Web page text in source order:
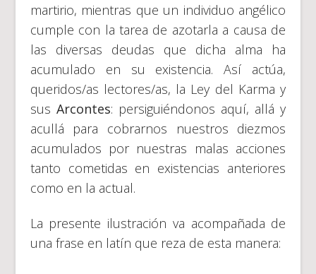
martirio, mientras que un individuo angélico
cumple con la tarea de azotarla a causa de
las diversas deudas que dicha alma ha
acumulado en su existencia. Así actúa,
queridos/as lectores/as, la Ley del Karma y
sus Arcontes: persiguiéndonos aquí, allá y
acullá para cobrarnos nuestros diezmos
acumulados por nuestras malas acciones
tanto cometidas en existencias anteriores
como en la actual.
La presente ilustración va acompañada de
una frase en latín que reza de esta manera: